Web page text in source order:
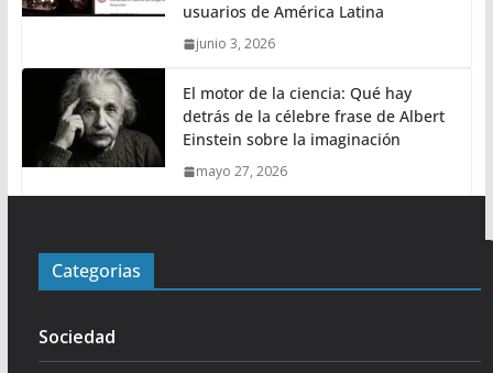
usuarios de América Latina
junio 3, 2026
El motor de la ciencia: Qué hay
detrás de la célebre frase de Albert
Einstein sobre la imaginación
mayo 27, 2026
Categorias
Sociedad